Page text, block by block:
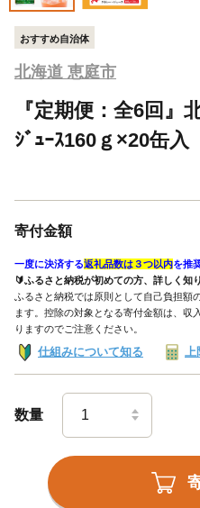
おすすめ自治体
北海道 恵庭市
『定期便：全6回』
ｼﾞｭｰｽ160ｇ×20缶入
寄付金額
一度に決済する返礼品数は３つ以内を推
🔰ふるさと納税が初めての方、詳しく知
ふるさと納税では原則として自己負担額
ます。控除の対象となる寄付金額は、収
りますのでご注意ください。
仕組みについて知る 上
数量